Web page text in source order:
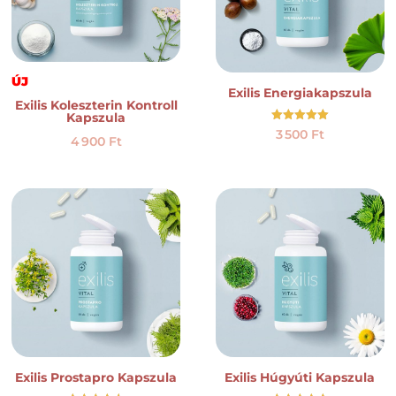
ÚJ
Exilis Koleszterin Kontroll
Kapszula
4 900 Ft
Exilis Energiakapszula
Értékelés:
5.00
3 500 Ft
Exilis Prostapro Kapszula Exilis Húgyúti Kapszula